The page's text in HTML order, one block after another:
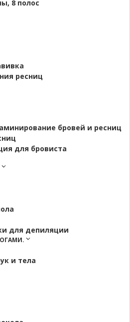
8 полос
ресниц
бровей и ресниц
для бровиста
для депиляции
и тела